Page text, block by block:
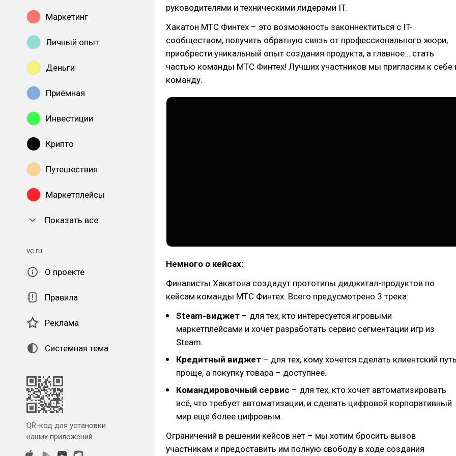
Маркетинг
Личный опыт
Деньги
Приёмная
Инвестиции
Крипто
Путешествия
Маркетплейсы
Показать все
vc.ru
О проекте
Правила
Реклама
Системная тема
QR-код для установки
наших приложений.
руководителями и техническими лидерами IT.
Хакатон МТС Финтех – это возможность законнектиться с IT-
сообществом, получить обратную связь от профессионального жюри,
приобрести уникальный опыт создания продукта, а главное… стать
частью команды МТС Финтех! Лучших участников мы пригласим к себе
команду.
Немного о кейсах:
Финалисты Хакатона создадут прототипы диджитал-продуктов по
кейсам команды МТС Финтех. Всего предусмотрено 3 трека:
Steam-виджет – для тех, кто интересуется игровыми
маркетплейсами и хочет разработать сервис сегментации игр из
Steam.
Кредитный виджет – для тех, кому хочется сделать клиентский
проще, а покупку товара – доступнее.
Командировочный сервис – для тех, кто хочет автоматизировать
всё, что требует автоматизации, и сделать цифровой корпоративный
мир еще более цифровым.
Ограничений в решении кейсов нет – мы хотим бросить вызов
участникам и предоставить им полную свободу в ходе создания